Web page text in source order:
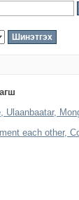
Ulaanbaatar,
each other,